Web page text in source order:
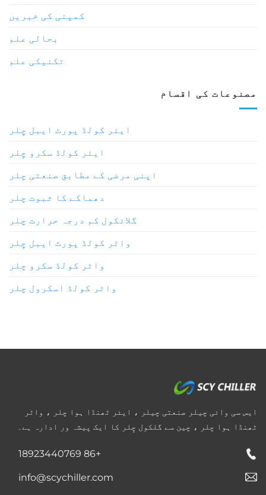
کمپنی کی خبریں
بحالی علم
تکنیکی علم
مصنوعات کی اقسام
ایئر کولڈ پورٹ ایبل چِلر
ایئر کولڈ سکرو چِلر
اپنی مرضی کے مطابق صنعتی چلر
دھماکے کا ثبوت چلر
گلائکول کم درجہ حرارت چلر
واٹر کولڈ پورٹ ایبل چِلر
واٹر کولڈ سکرو چلر
واٹر کولڈ اسکرول چلر
ایس سی وائی چیلر صنعتی چیلر ، ایئر ٹھنڈا ہوا چلر ، واٹر
ٹھنڈا ہوا چلر ، چین سے گلکول چِلر کا ایک پیشہ ور ادارہ ہے۔
+86 18923440769
info@scychiller.com